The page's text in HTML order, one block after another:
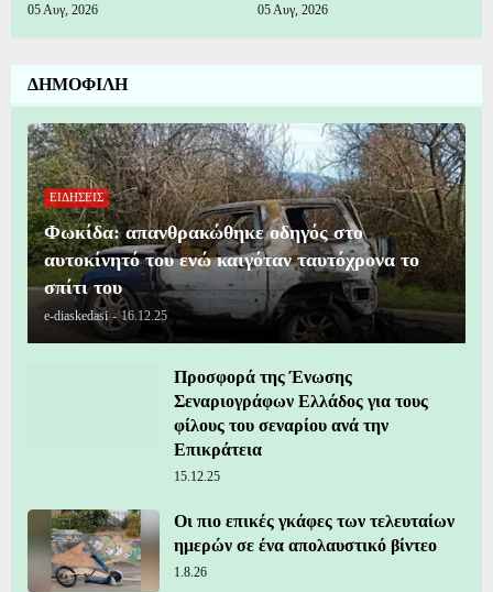
05 Αυγ, 2026 05 Αυγ, 2026
ΔΗΜΟΦΙΛΗ
ΕΙΔΗΣΕΙΣ
Φωκίδα: απανθρακώθηκε οδηγός στο
αυτοκίνητό του ενώ καιγόταν ταυτόχρονα το
σπίτι του
e-diaskedasi - 16.12.25
Προσφορά της Ένωσης
Σεναριογράφων Ελλάδος για τους
φίλους του σεναρίου ανά την
Επικράτεια
15.12.25
Οι πιο επικές γκάφες των τελευταίων
ημερών σε ένα απολαυστικό βίντεο
1.8.26